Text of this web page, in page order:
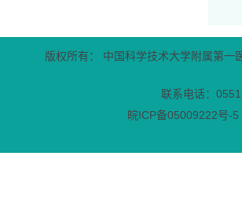
版权所有： 中国科学技术大学附属第一
联系电话：
皖ICP备05009222号-5